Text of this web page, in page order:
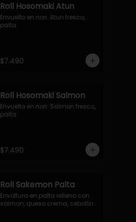
Roll Hosomaki Atun
Envuelto en nori. Atun fresco,
palta.
$7.490
Roll Hosomaki Salmon
Envuelto en nori. Salmon fresco,
palta.
$7.490
Roll Sakemon Palta
Envoltura en palta relleno con
salmon, queso crema, cebollin.